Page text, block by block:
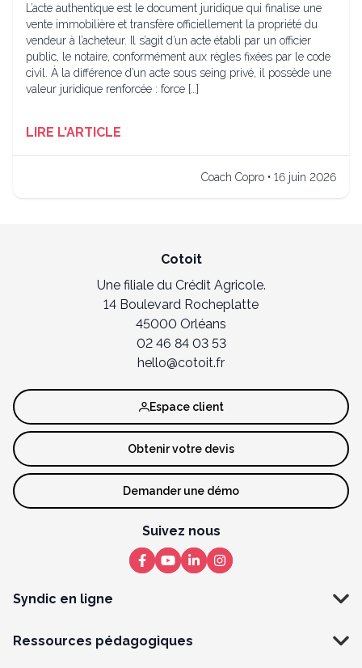
L’acte authentique est le document juridique qui finalise une
vente immobilière et transfère officiellement la propriété du
vendeur à l’acheteur. Il s’agit d’un acte établi par un officier
public, le notaire, conformément aux règles fixées par le code
civil. À la différence d’un acte sous seing privé, il possède une
valeur juridique renforcée : force […]
LIRE L'ARTICLE
Coach Copro • 16 juin 2026
Cotoit
Une filiale du Crédit Agricole.
14 Boulevard Rocheplatte
45000 Orléans
02 46 84 03 53
hello@cotoit.fr
Syndic en ligne
Ressources pédagogiques
Espace client
Obtenir votre devis
Demander une démo
Suivez nous